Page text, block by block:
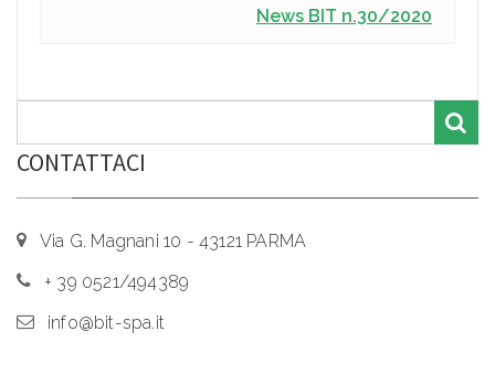
News BIT n.30/2020
CONTATTACI
Via G. Magnani 10 - 43121 PARMA
+ 39 0521/494389
info@bit-spa.it